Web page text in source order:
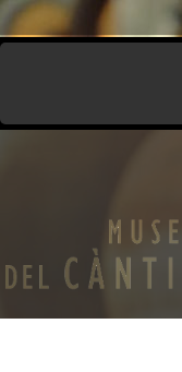
Vés al contingut